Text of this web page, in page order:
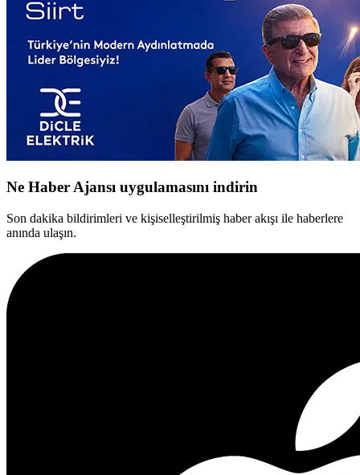
Ne Haber Ajansı uygulamasını indirin
Son dakika bildirimleri ve kişiselleştirilmiş haber akışı ile haberlere
anında ulaşın.